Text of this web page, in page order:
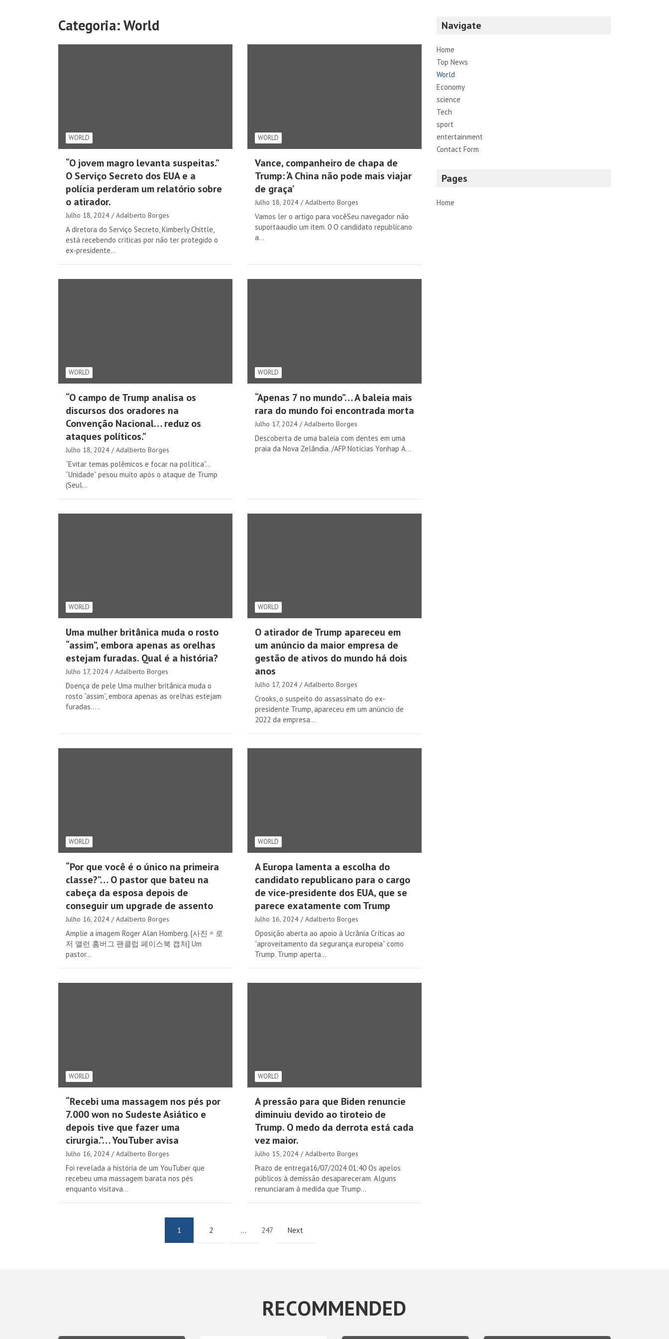
Categoria:World
WORLD
“O jovem magro levanta suspeitas.”
O Serviço Secreto dos EUA e a
polícia perderam um relatório sobre
o atirador.
Julho 18, 2024 Adalberto Borges
A diretora do Serviço Secreto, Kimberly Chittle,
está recebendo críticas por não ter protegido o
ex-presidente…
WORLD
Vance, companheiro de chapa de
Trump: ‘A China não pode mais viajar
de graça’
Julho 18, 2024 Adalberto Borges
Vamos ler o artigo para vocêSeu navegador não
suportaaudio um item. 0 O candidato republicano
a…
WORLD
“O campo de Trump analisa os
discursos dos oradores na
Convenção Nacional… reduz os
ataques políticos.”
Julho 18, 2024 Adalberto Borges
“Evitar temas polêmicos e focar na política”…
“Unidade” pesou muito após o ataque de Trump
(Seul…
WORLD
“Apenas 7 no mundo”… A baleia mais
rara do mundo foi encontrada morta
Julho 17, 2024 Adalberto Borges
Descoberta de uma baleia com dentes em uma
praia da Nova Zelândia. /AFP Notícias Yonhap A…
WORLD
Uma mulher britânica muda o rosto
“assim”, embora apenas as orelhas
estejam furadas. Qual é a história?
Julho 17, 2024 Adalberto Borges
Doença de pele Uma mulher britânica muda o
rosto “assim”, embora apenas as orelhas estejam
furadas..…
WORLD
O atirador de Trump apareceu em
um anúncio da maior empresa de
gestão de ativos do mundo há dois
anos
Julho 17, 2024 Adalberto Borges
Crooks, o suspeito do assassinato do ex-
presidente Trump, apareceu em um anúncio de
2022 da empresa…
WORLD
“Por que você é o único na primeira
classe?”… O pastor que bateu na
cabeça da esposa depois de
conseguir um upgrade de assento
Julho 16, 2024 Adalberto Borges
Amplie a imagem Roger Alan Homberg. [사진 = 로
저 앨런 홈버그 팬클럽 페이스북 캡처] Um
pastor…
WORLD
A Europa lamenta a escolha do
candidato republicano para o cargo
de vice-presidente dos EUA, que se
parece exatamente com Trump
Julho 16, 2024 Adalberto Borges
Oposição aberta ao apoio à Ucrânia Críticas ao
“aproveitamento da segurança europeia” como
Trump. Trump aperta…
WORLD
“Recebi uma massagem nos pés por
7.000 won no Sudeste Asiático e
depois tive que fazer uma
cirurgia.”… YouTuber avisa
Julho 16, 2024 Adalberto Borges
Foi revelada a história de um YouTuber que
recebeu uma massagem barata nos pés
enquanto visitava…
WORLD
A pressão para que Biden renuncie
diminuiu devido ao tiroteio de
Trump. O medo da derrota está cada
vez maior.
Julho 15, 2024 Adalberto Borges
Prazo de entrega16/07/2024 01:40 Os apelos
públicos à demissão desapareceram. Alguns
renunciaram à medida que Trump…
1 2 … 247 Next
Navigate
Home
Top News
World
Economy
science
Tech
sport
entertainment
Contact Form
Pages
Home
RECOMMENDED